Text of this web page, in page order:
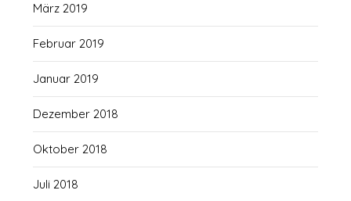
März 2019
Februar 2019
Januar 2019
Dezember 2018
Oktober 2018
Juli 2018